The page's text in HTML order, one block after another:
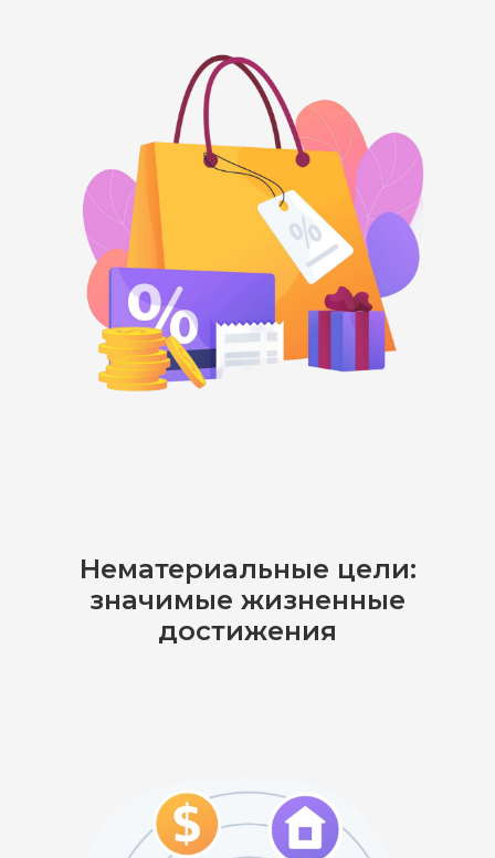
Нематериальные цели:
значимые жизненные
достижения